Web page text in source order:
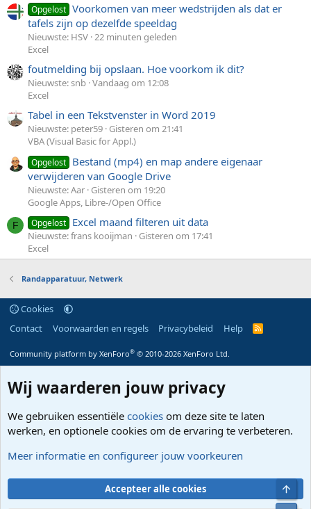
Opgelost Voorkomen van meer wedstrijden als dat er
tafels zijn op dezelfde speeldag
Nieuwste: HSV 22 minuten geleden
Excel
foutmelding bij opslaan. Hoe voorkom ik dit?
Nieuwste: snb Vandaag om 12:08
Excel
Tabel in een Tekstvenster in Word 2019
Nieuwste: peter59 Gisteren om 21:41
VBA (Visual Basic for Appl.)
Opgelost Bestand (mp4) en map andere eigenaar
verwijderen van Google Drive
Nieuwste: Aar Gisteren om 19:20
Google Apps, Libre-/Open Office
F Opgelost Excel maand filteren uit data
Nieuwste: frans kooijman
Gisteren om 17:41
Excel
Randapparatuur, Netwerk
Cookies
Contact
Voorwaarden en regels Privacybeleid Help
R
Community platform by XenForo® © 2010-2026 XenForo Ltd.
Wij waarderen jouw privacy
We gebruiken essentiële cookies om deze site te laten
werken, en optionele cookies om de ervaring te verbeteren.
Meer informatie en configureer jouw voorkeuren
Accepteer alle cookies